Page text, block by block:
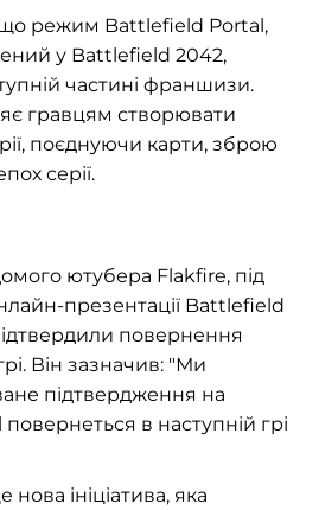
що режим Battlefield Portal,
у Battlefield 2042,
частині франшизи.
гравцям створювати
поєднуючи карти, зброю
серії.
ютубера Flakfire, під
презентації Battlefield
повернення
Він зазначив: "Ми
підтвердження на
в наступній грі
ініціатива, яка